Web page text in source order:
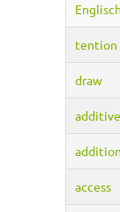
Englisch
tention
draw
additive
addition
access